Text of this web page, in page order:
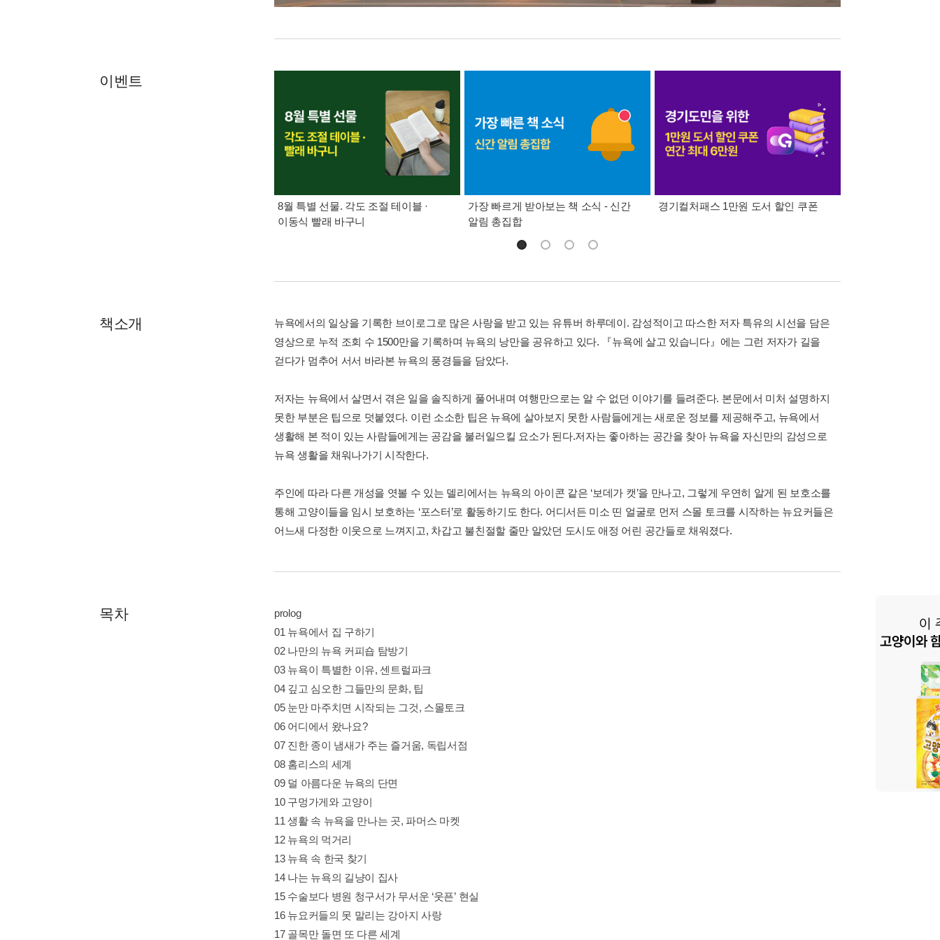
이벤트
8월 특별 선물. 각도 조절 테이블 ·
이동식 빨래 바구니
가장 빠르게 받아보는 책 소식 - 신간
알림 총집합
경기컬처패스 1만원 도서 할인 쿠폰
책소개
뉴욕에서의 일상을 기록한 브이로그로 많은 사랑을 받고 있는 유튜버 하루데이. 감성적이고 따스한 저자 특유의 시선을 담은
영상으로 누적 조회 수 1500만을 기록하며 뉴욕의 낭만을 공유하고 있다. 『뉴욕에 살고 있습니다』에는 그런 저자가 길을
걷다가 멈추어 서서 바라본 뉴욕의 풍경들을 담았다.
저자는 뉴욕에서 살면서 겪은 일을 솔직하게 풀어내며 여행만으로는 알 수 없던 이야기를 들려준다. 본문에서 미처 설명하지
못한 부분은 팁으로 덧붙였다. 이런 소소한 팁은 뉴욕에 살아보지 못한 사람들에게는 새로운 정보를 제공해주고, 뉴욕에서
생활해 본 적이 있는 사람들에게는 공감을 불러일으킬 요소가 된다.저자는 좋아하는 공간을 찾아 뉴욕을 자신만의 감성으로
뉴욕 생활을 채워나가기 시작한다.
주인에 따라 다른 개성을 엿볼 수 있는 델리에서는 뉴욕의 아이콘 같은 ‘보데가 캣’을 만나고, 그렇게 우연히 알게 된 보호소를
통해 고양이들을 임시 보호하는 ‘포스터’로 활동하기도 한다. 어디서든 미소 띤 얼굴로 먼저 스몰 토크를 시작하는 뉴요커들은
어느새 다정한 이웃으로 느껴지고, 차갑고 불친절할 줄만 알았던 도시도 애정 어린 공간들로 채워졌다.
목차
prolog
01 뉴욕에서 집 구하기
02 나만의 뉴욕 커피숍 탐방기
03 뉴욕이 특별한 이유, 센트럴파크
04 깊고 심오한 그들만의 문화, 팁
05 눈만 마주치면 시작되는 그것, 스몰토크
06 어디에서 왔나요?
07 진한 종이 냄새가 주는 즐거움, 독립서점
08 홈리스의 세계
09 덜 아름다운 뉴욕의 단면
10 구멍가게와 고양이
11 생활 속 뉴욕을 만나는 곳, 파머스 마켓
12 뉴욕의 먹거리
13 뉴욕 속 한국 찾기
14 나는 뉴욕의 길냥이 집사
15 수술보다 병원 청구서가 무서운 ‘웃픈’ 현실
16 뉴요커들의 못 말리는 강아지 사랑
17 골목만 돌면 또 다른 세계